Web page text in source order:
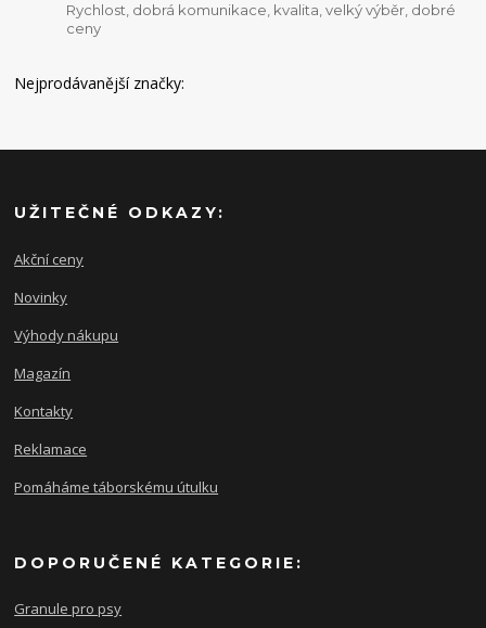
Rychlost, dobrá komunikace, kvalita, velký výběr, dobré
ceny
Nejprodávanější značky:
UŽITEČNÉ ODKAZY:
Akční ceny
Novinky
Výhody nákupu
Magazín
Kontakty
Reklamace
Pomáháme táborskému útulku
DOPORUČENÉ KATEGORIE:
Granule pro psy